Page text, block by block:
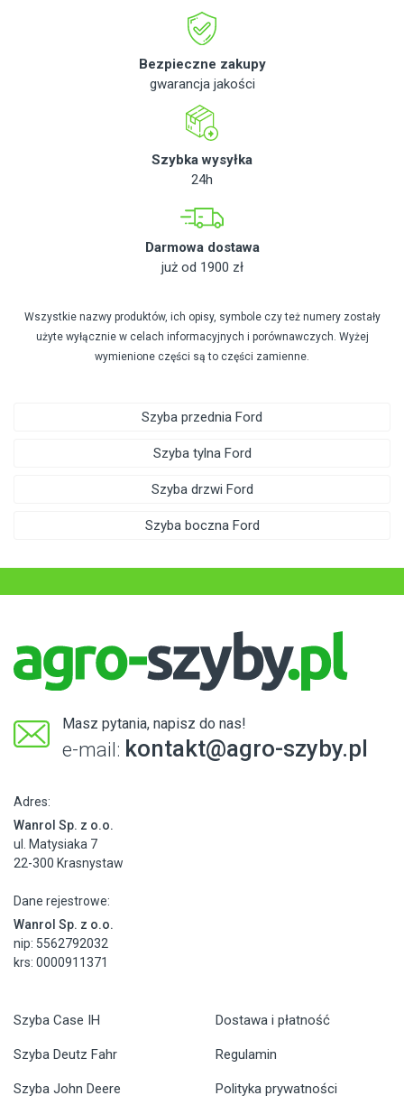
Bezpieczne zakupy
gwarancja jakości
Szybka wysyłka
24h
Darmowa dostawa
już od 1900 zł
Wszystkie nazwy produktów, ich opisy, symbole czy też numery zostały
użyte wyłącznie w celach informacyjnych i porównawczych. Wyżej
wymienione części są to części zamienne.
Szyba przednia Ford
Szyba tylna Ford
Szyba drzwi Ford
Szyba boczna Ford
Masz pytania, napisz do nas!
e-mail: kontakt@agro-szyby.pl
Adres:
Wanrol Sp. z o.o.
ul. Matysiaka 7
22-300 Krasnystaw
Dane rejestrowe:
Wanrol Sp. z o.o.
nip: 5562792032
krs: 0000911371
Szyba Case IH
Szyba Deutz Fahr
Szyba John Deere
Dostawa i płatność
Regulamin
Polityka prywatności